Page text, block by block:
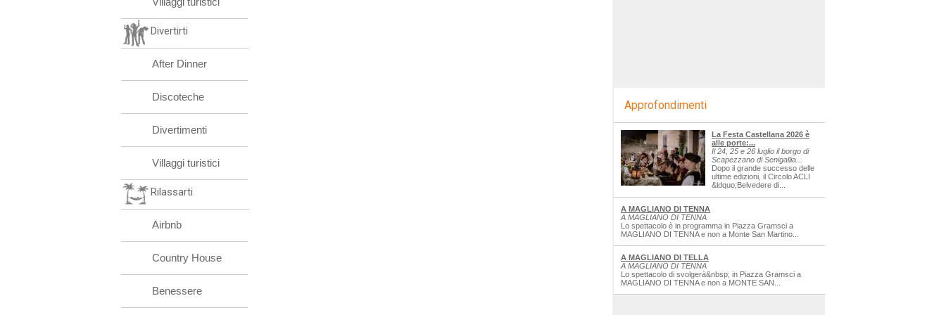
Divertirti
After Dinner
Discoteche
Divertimenti
Villaggi turistici
Rilassarti
Airbnb
Country House
Benessere
Approfondimenti
La Festa Castellana 2026 è
alle porte:...
Il 24, 25 e 26 luglio il borgo di
Scapezzano di Senigallia...
Dopo il grande successo delle
ultime edizioni, il Circolo ACLI
&ldquo;Belvedere di...
A MAGLIANO DI TENNA
A MAGLIANO DI TENNA
Lo spettacolo è in programma in Piazza Gramsci a
MAGLIANO DI TENNA e non a Monte San Martino...
A MAGLIANO DI TELLA
A MAGLIANO DI TENNA
Lo spettacolo di svolgerà&nbsp; in Piazza Gramsci a
MAGLIANO DI TENNA e non a MONTE SAN...